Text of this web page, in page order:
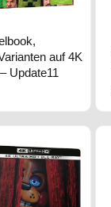
auf 4K
Update11